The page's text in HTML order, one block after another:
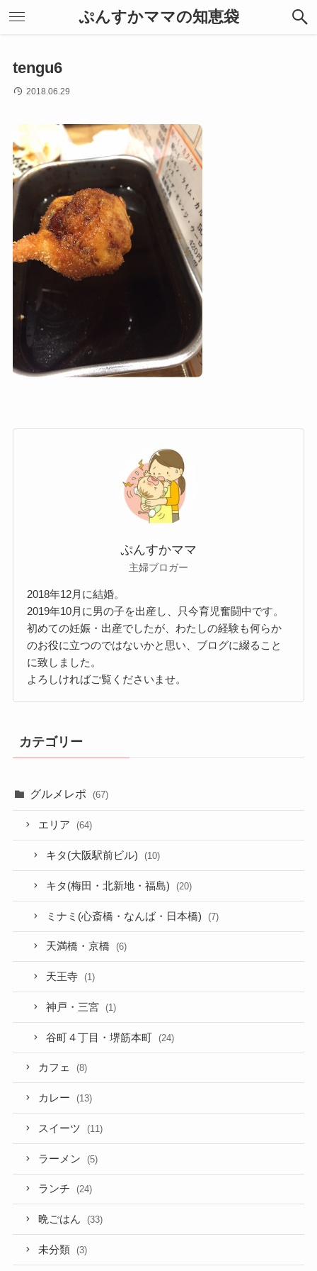
ぷんすかママの知恵袋
tengu6
2018.06.29
ぷんすかママ
主婦ブロガー
2018年12月に結婚。
2019年10月に男の子を出産し、只今育児奮闘中です。
初めての妊娠・出産でしたが、わたしの経験も何らか
のお役に立つのではないかと思い、ブログに綴ること
に致しました。
よろしければご覧くださいませ。
カテゴリー
グルメレポ (67)
エリア (64)
キタ(大阪駅前ビル) (10)
キタ(梅田・北新地・福島) (20)
ミナミ(心斎橋・なんば・日本橋) (7)
天満橋・京橋 (6)
天王寺 (1)
神戸・三宮 (1)
谷町４丁目・堺筋本町 (24)
カフェ (8)
カレー (13)
スイーツ (11)
ラーメン (5)
ランチ (24)
晩ごはん (33)
未分類 (3)